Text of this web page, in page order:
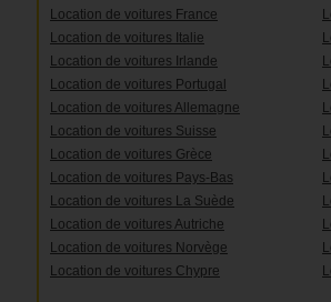
Location de voitures France
Location de voitures Italie
Location de voitures Irlande
Location de voitures Portugal
Location de voitures Allemagne
Location de voitures Suisse
Location de voitures Grèce
Location de voitures Pays-Bas
Location de voitures La Suède
Location de voitures Autriche
Location de voitures Norvège
Location de voitures Chypre